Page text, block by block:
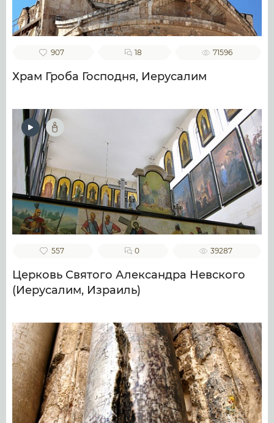
907 18 71596
Храм Гроба Господня, Иерусалим
557 0 39287
Церковь Святого Александра Невского
(Иерусалим, Израиль)